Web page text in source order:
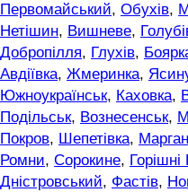
Первомайський, Обухів,
Нетішин, Вишневе,
Добропілля, Глухів,
Авдіївка, Жмеринка,
Южноукраїнськ, Каховка,
Подільськ, Вознесенськ,
Покров, Шепетівка,
Ромни, Сорокине, Горішні
Дністровський, Фастів,